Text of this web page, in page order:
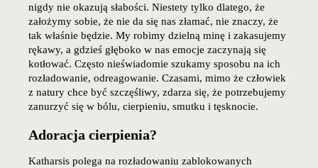
nigdy nie okazują słabości. Niestety tylko dlatego, że
założymy sobie, że nie da się nas złamać, nie znaczy, że
tak właśnie będzie. My robimy dzielną minę i zakasujemy
rękawy, a gdzieś głęboko w nas emocje zaczynają się
kotłować. Często nieświadomie szukamy sposobu na ich
rozładowanie, odreagowanie. Czasami, mimo że człowiek
z natury chce być szczęśliwy, zdarza się, że potrzebujemy
zanurzyć się w bólu, cierpieniu, smutku i tęsknocie.
Adoracja cierpienia?
Katharsis polega na rozładowaniu zablokowanych